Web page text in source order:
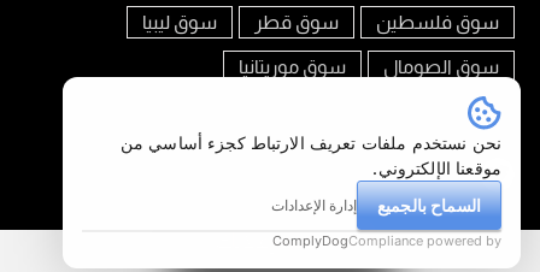
أضف إعلانك
سوق فلسطين سوق قطر سوق ليبيا
سوق الصومال سوق موريتانيا
تابعنا على
سوق العرب البحرين © 2026
نحن نستخدم ملفات تعريف الارتباط كجزء أساسي من
موقعنا الإلكتروني.
السماح بالجميع
إدارة الإعدادات
Compliance powered by
ComplyDog